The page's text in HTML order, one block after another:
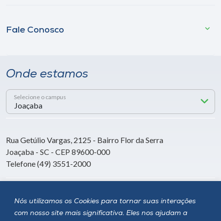
Nós utilizamos os Cookies para tornar suas interações
com nosso site mais significativa. Eles nos ajudam a
Fale Conosco
Onde estamos
Selecione o campus
Rua Getúlio Vargas, 2125 - Bairro Flor da Serra
Joaçaba - SC - CEP 89600-000
Telefone (49) 3551-2000
Siga a Unoesc